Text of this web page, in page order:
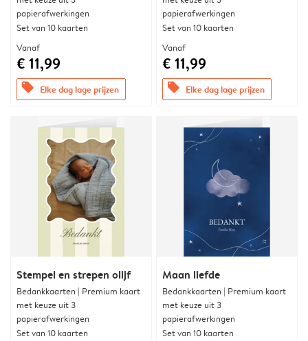
papierafwerkingen
Set van 10 kaarten
Vanaf
€ 11,99
offers Elke dag lage prijzen
papierafwerkingen
Set van 10 kaarten
Vanaf
€ 11,99
offers Elke dag lage prijzen
Stempel en strepen olijf
Bedankkaarten | Premium kaart
met keuze uit 3
papierafwerkingen
Set van 10 kaarten
Maan liefde
Bedankkaarten | Premium kaart
met keuze uit 3
papierafwerkingen
Set van 10 kaarten